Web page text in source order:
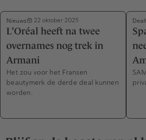
Nieuws 22 oktober 2025
L'Oréal heeft na twee
overnames nog trek in
Armani
Het zou voor het Fransen
beautymerk de derde deal kunnen
worden.